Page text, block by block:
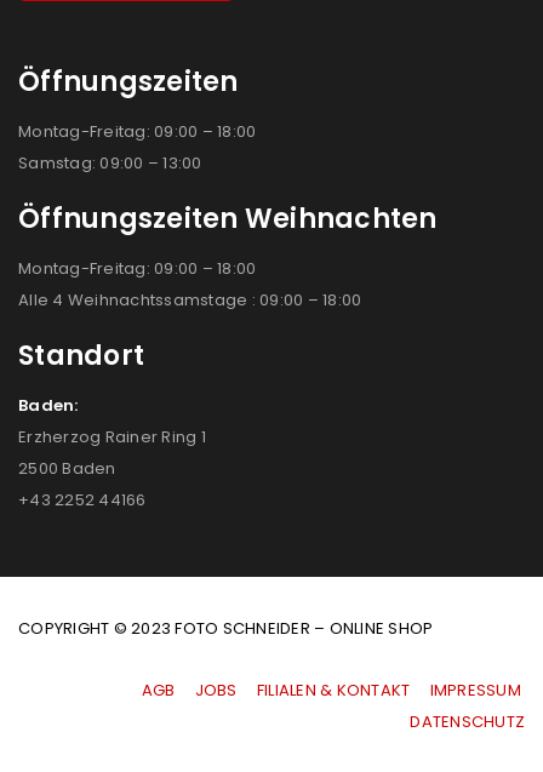
Öffnungszeiten
Montag-Freitag: 09:00 – 18:00
Samstag: 09:00 – 13:00
Öffnungszeiten Weihnachten
Montag-Freitag: 09:00 – 18:00
Alle 4 Weihnachtssamstage : 09:00 – 18:00
Standort
Baden:
Erzherzog Rainer Ring 1
2500 Baden
+43 2252 44166
COPYRIGHT © 2023 FOTO SCHNEIDER – ONLINE SHOP
AGB JOBS FILIALEN & KONTAKT
IMPRESSUM
|DATENSCHUTZ